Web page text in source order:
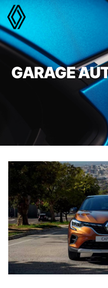
Panneau de gestion des
GARAGE